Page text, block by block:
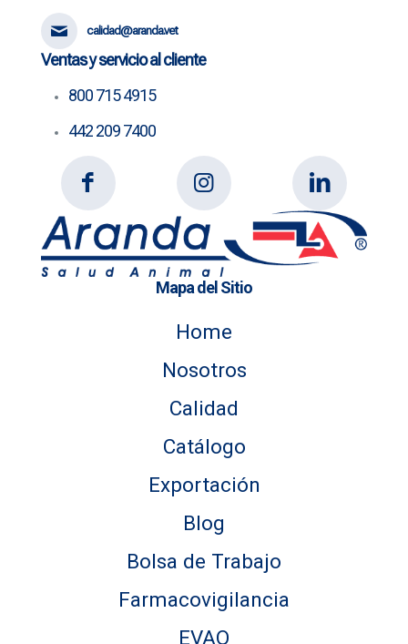
calidad@aranda.vet
Ventas y servicio al cliente
800 715 4915
442 209 7400
Mapa del Sitio
Home
Nosotros
Calidad
Catálogo
Exportación
Blog
Bolsa de Trabajo
Farmacovigilancia
EVAQ